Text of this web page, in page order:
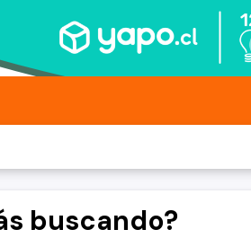
buscando?